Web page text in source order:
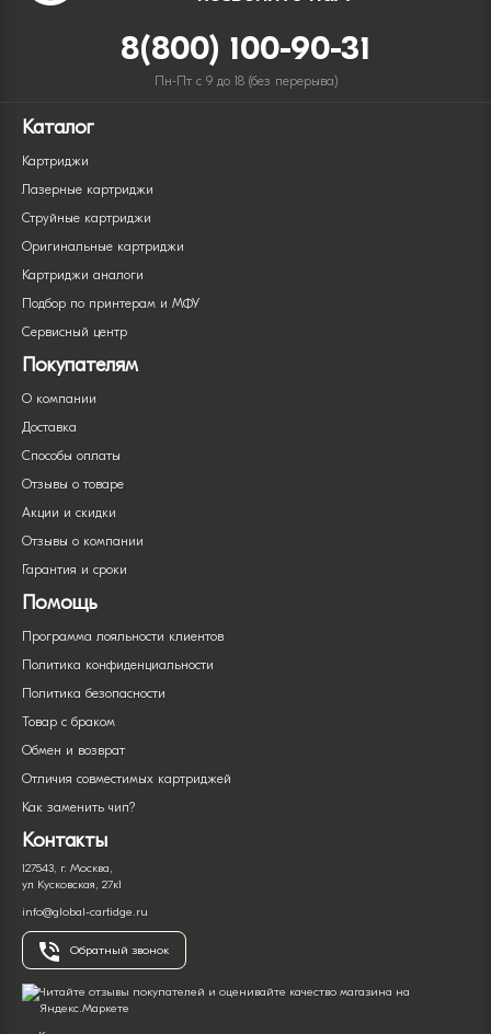
8(800) 100-90-31
Пн-Пт с 9 до 18 (без перерыва)
Каталог
Картриджи
Лазерные картриджи
Струйные картриджи
Оригинальные картриджи
Картриджи аналоги
Подбор по принтерам и МФУ
Сервисный центр
Покупателям
О компании
Доставка
Способы оплаты
Отзывы о товаре
Акции и скидки
Отзывы о компании
Гарантия и сроки
Помощь
Программа лояльности клиентов
Политика конфиденциальности
Политика безопасности
Товар с браком
Обмен и возврат
Отличия совместимых картриджей
Как заменить чип?
Контакты
127543, г. Москва,
ул Кусковская, 27к1
info@global-cartidge.ru
Обратный звонок